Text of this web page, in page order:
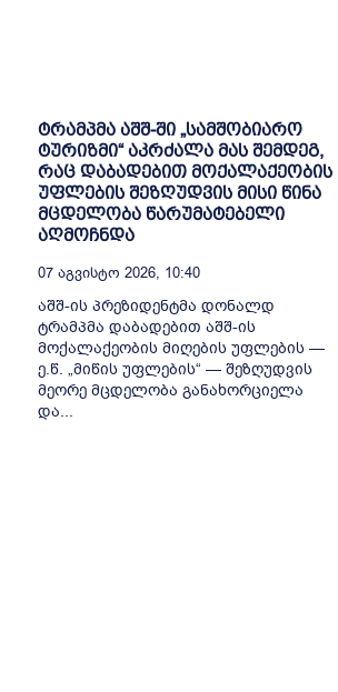
ტრამპმა აშშ-ში „სამშობიარო
ტურიზმი“ აკრძალა მას შემდეგ,
რაც დაბადებით მოქალაქეობის
უფლების შეზღუდვის მისი წინა
მცდელობა წარუმატებელი
აღმოჩნდა
07 Აგვისტო 2026, 10:40
აშშ-ის პრეზიდენტმა დონალდ
ტრამპმა დაბადებით აშშ-ის
მოქალაქეობის მიღების უფლების —
ე.წ. „მიწის უფლების“ — შეზღუდვის
მეორე მცდელობა განახორციელა
და...